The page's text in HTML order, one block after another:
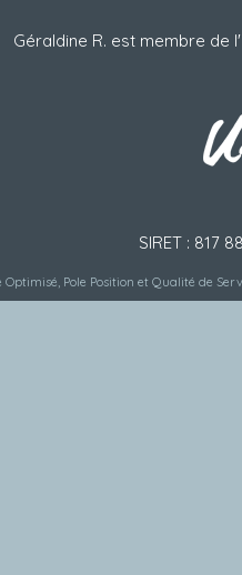
Géraldine R. est membre de
SIRET : 817
Pole Position et Qualité de